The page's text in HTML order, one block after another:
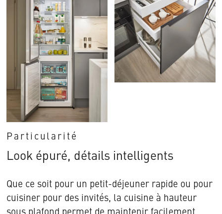
Particularité
Look épuré, détails intelligents
Que ce soit pour un petit-déjeuner rapide ou pour
cuisiner pour des invités, la cuisine à hauteur
sous plafond permet de maintenir facilement